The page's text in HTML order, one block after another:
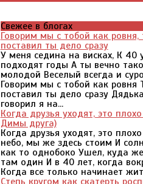
Свежее в блогах
Говорим мы с тобой как ровня,
поставил ты дело сразу
У меня седина на висках, К 40
подходят годы А ты вечно
молодой Веселый всегда и
Говорим мы с тобой как ровня
поставил ты дело сразу
говорил я на...
Когда друзья уходят, это
Димы друга)
Когда друзья уходят, это
небо, мы же здесь стоим И
как то однобоко Ушел, куда
там один И в 40 лет, когда
Когда все только начинает
Степь кругом как скатерть